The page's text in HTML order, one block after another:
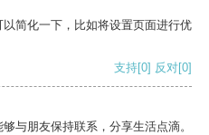
简化一下，比如将设置页面进行优
支持[0] 反对[0]
与朋友保持联系，分享生活点滴。